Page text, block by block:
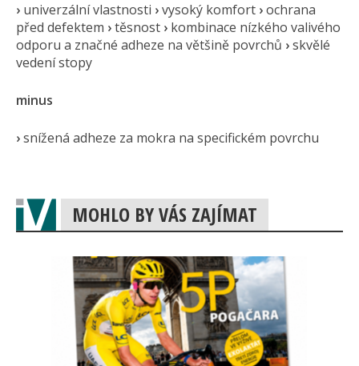
› univerzální vlastnosti ›vysoký komfort ›ochrana
před defektem ›těsnost › kombinace nízkého valivého
odporu a značné adheze na většině povrchů ›skvělé
vedení stopy
minus
›snížená adheze za mokra na specifickém povrchu
MOHLO BY VÁS ZAJÍMAT